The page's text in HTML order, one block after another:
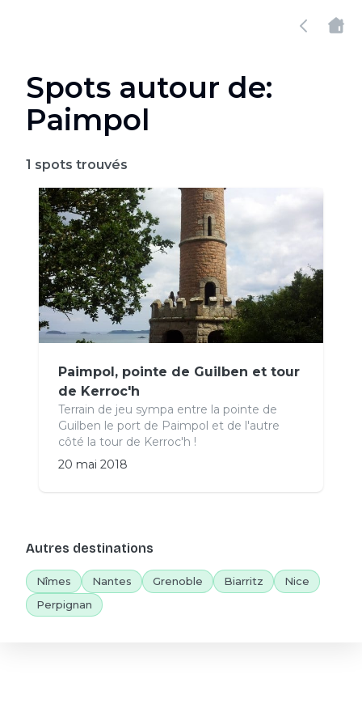
Spots autour de:
Paimpol
1 spots trouvés
Paimpol, pointe de Guilben et tour
de Kerroc'h
Terrain de jeu sympa entre la pointe de
Guilben le port de Paimpol et de l'autre
côté la tour de Kerroc'h !
20 mai 2018
Autres destinations
Nîmes Nantes Grenoble Biarritz
Nice
Perpignan